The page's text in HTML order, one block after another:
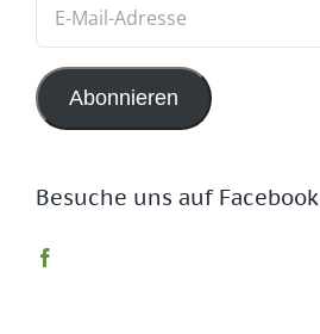
Adresse
Abonnieren
Besuche uns auf Facebook